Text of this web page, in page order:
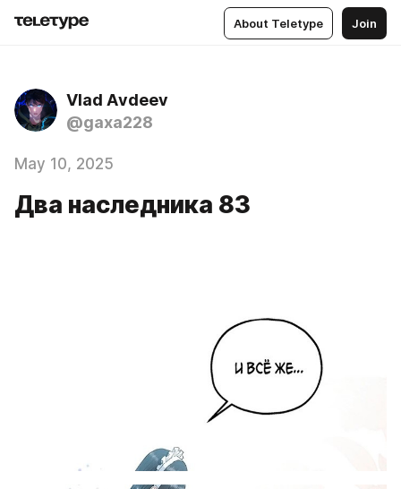
About Teletype Join
Vlad Аvdeev
@gaxa228
May 10, 2025
Два наследника 83